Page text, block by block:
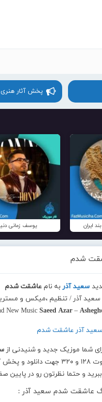
پخش آثار
ایران یوسف زمانی
شدم
سعید آذربه نامعاشقت شدم
سعید آذر / تنظیم ،میکس و
New MusicSaeed Azar –
شما موزیک جدید و شنیدنی از
با دو کیفیت متفاوت ۱۲۸ و ۳۲۰ جهت
ببرید و حتما نظرتون رو در پایین
عاشقت شدم سعید آذر :